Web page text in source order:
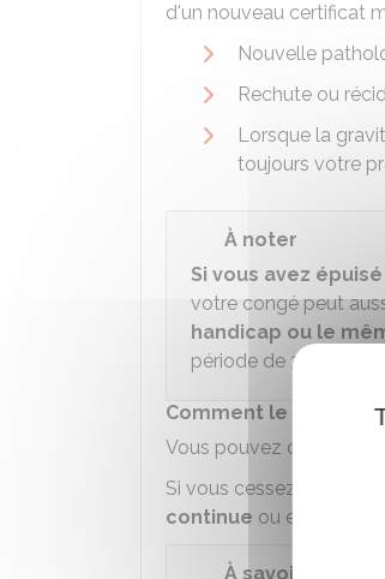
d'un nouveau certificat
Nouvelle
Rechute ou
Lorsque la
toujours votre
À noter
Si vous avez
votre congé peut
handicap ou le
période de 3 ans.
Comment le congé
Vous pouvez cesser
Si vous cessez de
continue ou en une ou
À savoir